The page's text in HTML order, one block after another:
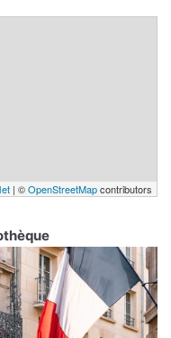
| ©OpenStreetMapcontributors